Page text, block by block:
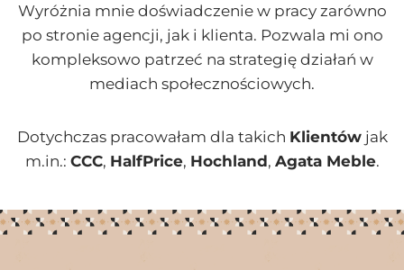
Wyróżnia mnie doświadczenie w pracy zarówno
po stronie agencji, jak i klienta. Pozwala mi ono
kompleksowo patrzeć na strategię działań w
mediach społecznościowych.
Dotychczas pracowałam dla takich Klientówjak
m.in.: CCC, HalfPrice, Hochland, Agata Meble.